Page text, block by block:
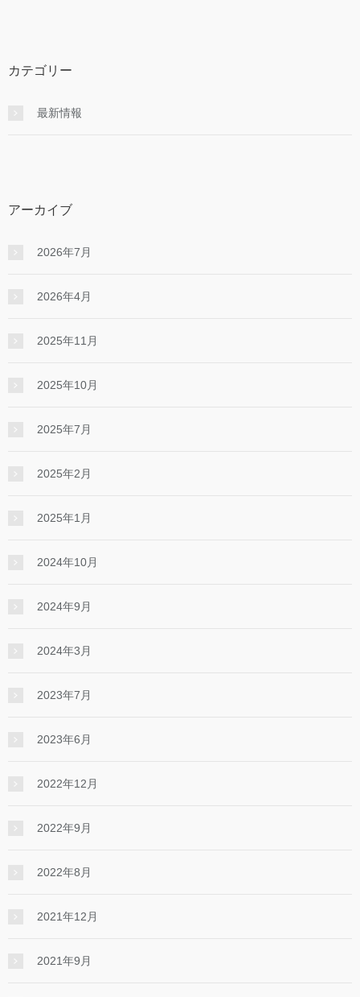
カテゴリー
最新情報
アーカイブ
2026年7月
2026年4月
2025年11月
2025年10月
2025年7月
2025年2月
2025年1月
2024年10月
2024年9月
2024年3月
2023年7月
2023年6月
2022年12月
2022年9月
2022年8月
2021年12月
2021年9月